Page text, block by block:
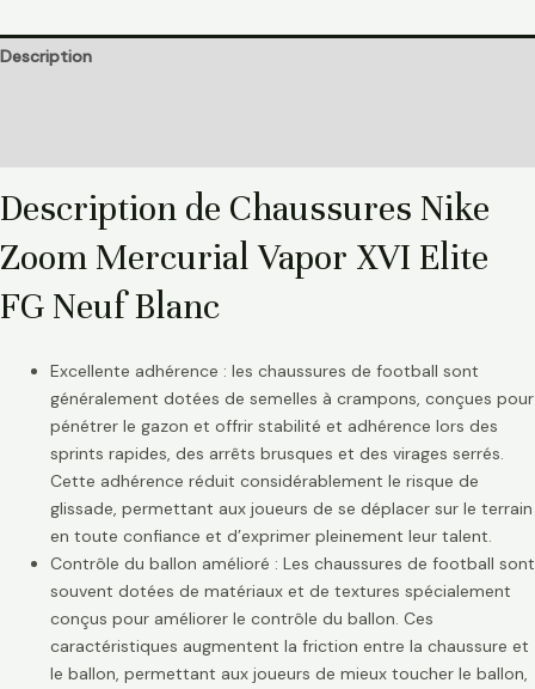
Description
Description de Chaussures Nike
Zoom Mercurial Vapor XVI Elite
FG Neuf Blanc
Excellente adhérence : les chaussures de football sont
généralement dotées de semelles à crampons, conçues pour
pénétrer le gazon et offrir stabilité et adhérence lors des
sprints rapides, des arrêts brusques et des virages serrés.
Cette adhérence réduit considérablement le risque de
glissade, permettant aux joueurs de se déplacer sur le terrain
en toute confiance et d’exprimer pleinement leur talent.
Contrôle du ballon amélioré : Les chaussures de football sont
souvent dotées de matériaux et de textures spécialement
conçus pour améliorer le contrôle du ballon. Ces
caractéristiques augmentent la friction entre la chaussure et
le ballon, permettant aux joueurs de mieux toucher le ballon,